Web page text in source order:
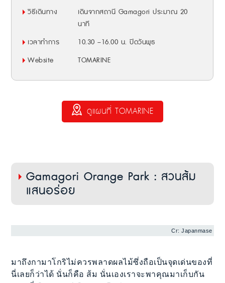
วิธีเดินทาง
เดินจากสถานี Gamagori ประมาณ 20
นาที
เวลาทำการ
10.30 –16.00 น. ปิดวันพุธ
Website
TOMARINE
ดูแผนที่ TOMARINE
Gamagori Orange Park : สวนส้ม
แสนอร่อย
Cr: Japanmase
มาถึงกามาโกริไม่ควรพลาดผลไม้ซึ่งถือเป็นจุดเด่นของที่
นี่เลยก็ว่าได้ นั่นก็คือ ส้ม นั่นเองเราจะพาคุณมาเก็บกัน